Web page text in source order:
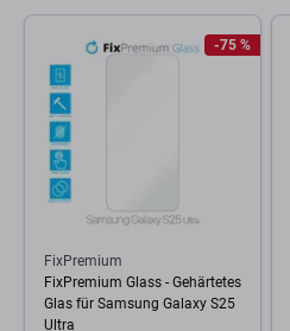
-75 %
FixPremium
FixPremium Glass - Gehärtetes
Glas für Samsung Galaxy S25
Ultra